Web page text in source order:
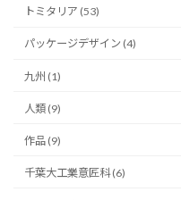
トミタリア (53)
パッケージデザイン (4)
九州 (1)
人類 (9)
作品 (9)
千葉大工業意匠科 (6)